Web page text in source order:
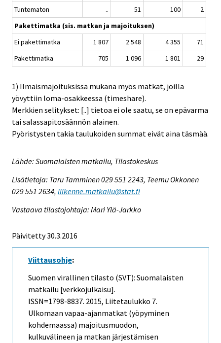
Tuntematon .. 51 100
2
Pakettimatka (sis. matkan ja majoituksen)
Ei pakettimatka
1 807 2 548 4 355
71
Pakettimatka
705 1 096 1 801 29
1) Ilmaismajoituksissa mukana myös matkat, joilla
yövyttiin loma-osakkeessa (timeshare).
Merkkien selitykset: [..] tietoa ei ole saatu, se on epävarma
tai salassapitosäännön alainen.
Pyöristysten takia taulukoiden summat eivät aina täsmää.
Lähde: Suomalaisten matkailu, Tilastokeskus
Lisätietoja: Taru Tamminen 029 551 2243, Teemu Okkonen
029 551 2634, liikenne.matkailu@stat.fi
Vastaava tilastojohtaja: Mari Ylä-Jarkko
Päivitetty 30.3.2016
Viittausohje:
Suomen virallinen tilasto (SVT): Suomalaisten
matkailu [verkkojulkaisu].
ISSN=1798-8837. 2015, Liitetaulukko 7.
Ulkomaan vapaa-ajanmatkat (yöpyminen
kohdemaassa) majoitusmuodon,
kulkuvälineen ja matkan järjestämisen